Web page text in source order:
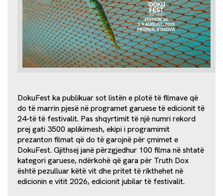
DokuFest ka publikuar sot listën e plotë të filmave që
do të marrin pjesë në programet garuese të edicionit të
24-të të festivalit. Pas shqyrtimit të një numri rekord
prej gati 3500 aplikimesh, ekipi i programimit
prezanton filmat që do të garojnë për çmimet e
DokuFest. Gjithsej janë përzgjedhur 100 filma në shtatë
kategori garuese, ndërkohë që gara për Truth Dox
është pezulluar këtë vit dhe pritet të rikthehet në
edicionin e vitit 2026, edicionit jubilar të festivalit.